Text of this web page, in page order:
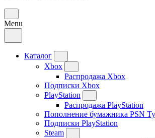
Menu
Каталог
Xbox
Распродажа Xbox
Подписки Xbox
PlayStation
Распродажа PlayStation
Пополнение бумажника PSN
Подписки PlayStation
Steam